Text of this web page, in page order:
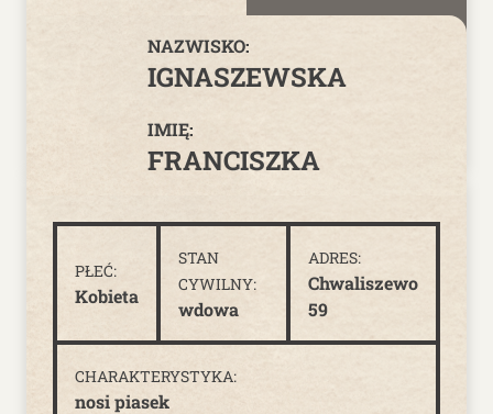
NAZWISKO:
IGNASZEWSKA
IMIĘ:
FRANCISZKA
PŁEĆ:
Kobieta
STAN
CYWILNY:
wdowa
ADRES:
Chwaliszewo
59
CHARAKTERYSTYKA:
nosi piasek